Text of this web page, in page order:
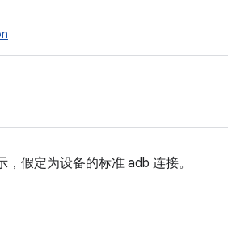
假定为设备的标准 adb 连接。